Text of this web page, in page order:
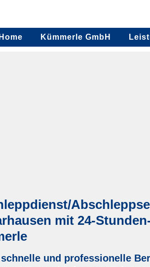
Home Kümmerle GmbH
mit 24-
und professionelle